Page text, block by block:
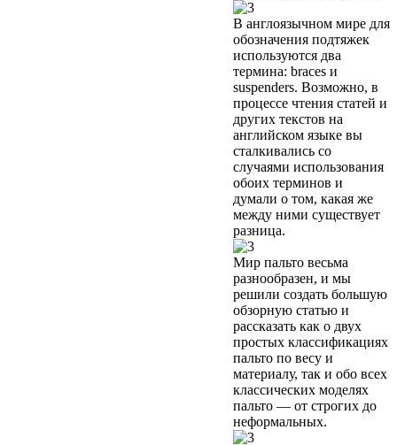
В англоязычном мире для
обозначения подтяжек
используются два
термина: braces и
suspenders. Возможно, в
процессе чтения статей и
других текстов на
английском языке вы
сталкивались со
случаями использования
обоих терминов и
думали о том, какая же
между ними существует
разница.
Мир пальто весьма
разнообразен, и мы
решили создать большую
обзорную статью и
рассказать как о двух
простых классификациях
пальто по весу и
материалу, так и обо всех
классических моделях
пальто — от строгих до
неформальных.